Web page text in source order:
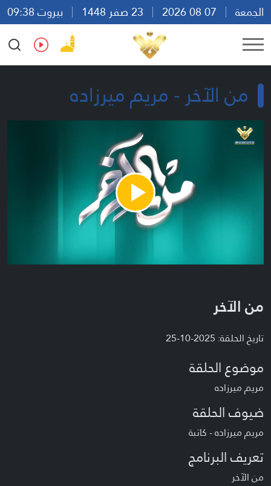
الجمعة
بيروت 09:38
Ar
En Fr Es
من الآخر - مريم ميرزاده
Play
Video
من الآخر
تاريخ الحلقة: 2025-10-25
موضوع الحلقة
مريم ميرزاده
ضيوف الحلقة
مريم ميرزاده - كاتبة
تعريف البرنامج
من الآخر